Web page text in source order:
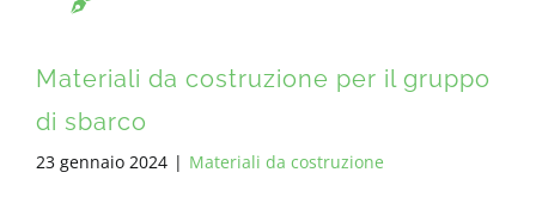
Materiali da costruzione per il gruppo
di sbarco
23 gennaio 2024 | Materiali da costruzione